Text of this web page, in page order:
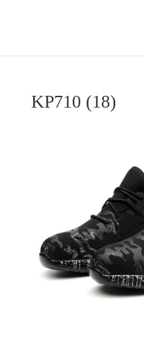
KP710 (18)